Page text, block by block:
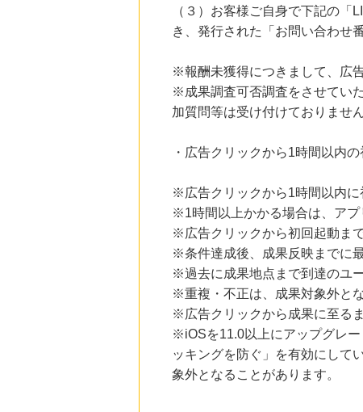
（３）お客様ご自身で下記の
き、発行された「お問い合わせ
※報酬未獲得につきまして、広
※成果調査可否調査をさせてい
加質問等は受け付けておりませ
・広告クリックから1時間以内
※広告クリックから1時間以内に
※1時間以上かかる場合は、アプ
※広告クリックから初回起動ま
※条件達成後、成果反映までに
※過去に成果地点まで到達のユ
※重複・不正は、成果対象外とな
※広告クリックから成果に至る
※iOSを11.0以上にアップグレ
ッキングを防ぐ」を有効にして
象外となることがあります。